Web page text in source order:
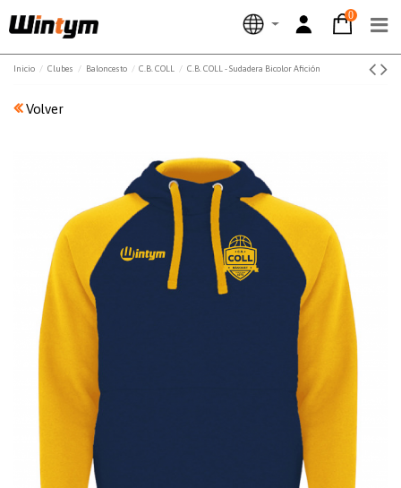
0
Inicio Clubes Baloncesto C.B. COLL C.B. COLL - Sudadera Bicolor Afición
Volver